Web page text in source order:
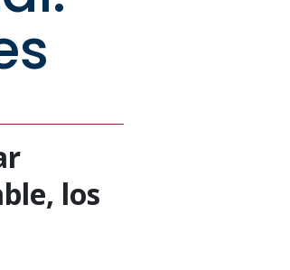
los